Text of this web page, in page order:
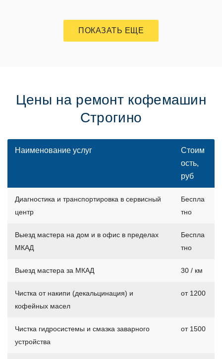
ПОКАЗАТЬ ЕЩЕ
Цены на ремонт кофемашин
Строгино
Наименование услуг
Стоим
ость,
руб
Диагностика и транспортировка в сервисный
центр
Беспла
тно
Выезд мастера на дом и в офис в пределах
МКАД
Беспла
тно
Выезд мастера за МКАД 30 / км
Чистка от накипи (декальцинация) и
кофейных масел
от 1200
Чистка гидросистемы и смазка заварного
устройства
от 1500